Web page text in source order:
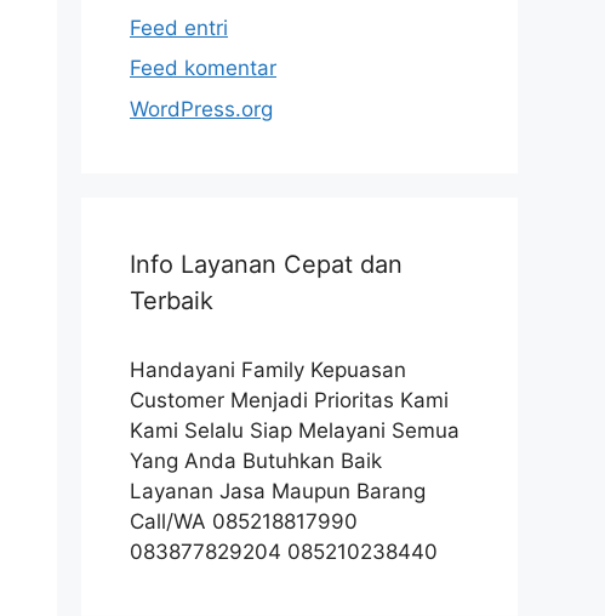
Feed entri
Feed komentar
WordPress.org
Info Layanan Cepat dan
Terbaik
Handayani Family Kepuasan
Customer Menjadi Prioritas Kami
Kami Selalu Siap Melayani Semua
Yang Anda Butuhkan Baik
Layanan Jasa Maupun Barang
Call/WA 085218817990
083877829204 085210238440